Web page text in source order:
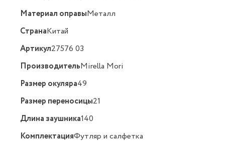
Материал оправыМеталл
СтранаКитай
Артикул27576 03
ПроизводительMirella Mori
Размер окуляра49
Размер переносицы21
Длина заушника140
КомплектацияФутляр и салфетка